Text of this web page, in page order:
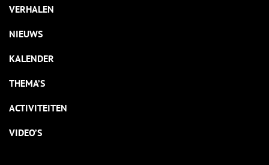
blussen.
VERHALEN
NIEUWS
KALENDER
THEMA’S
ACTIVITEITEN
VIDEO’S